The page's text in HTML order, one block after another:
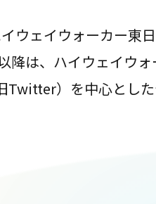
ウェイウォーカー東
降は、ハイウェイウ
Twitter）を中心とし